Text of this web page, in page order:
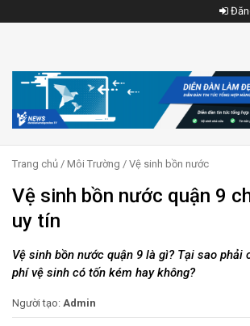
Trang chủ / Môi Trường / Vệ sinh bồn nước
Vệ sinh bồn nước quận 9
uy tín
Vệ sinh bồn nước quận 9 là gì? Tại sao phải
phí vệ sinh có tốn kém hay không?
Người tạo: Admin